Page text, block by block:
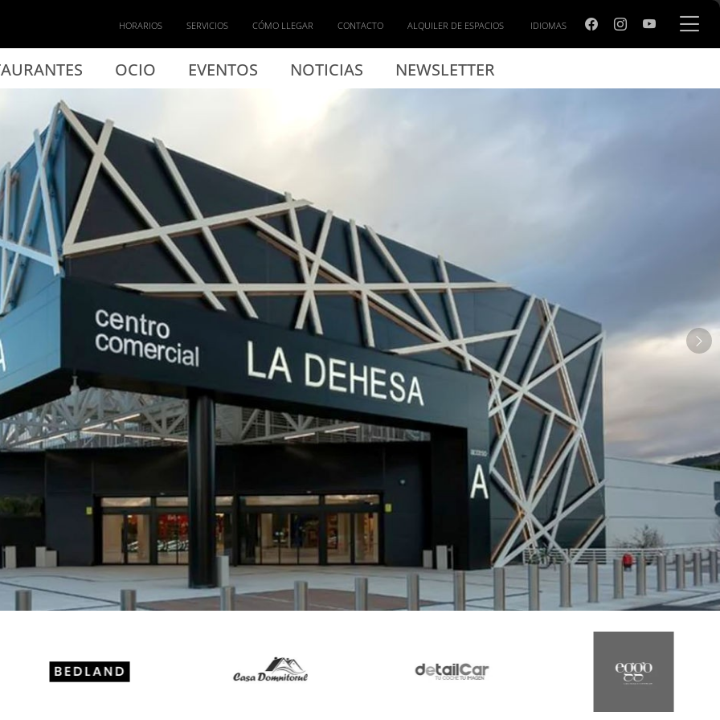
OCIO EVENTOS NOTICIAS NEWSLETTER
HORARIOS SERVICIOS CÓMO LLEGAR CONTACTO ALQUILER DE ESPACIOS IDIOMAS
de Henares: La Dehesa